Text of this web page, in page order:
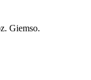
Giemso.